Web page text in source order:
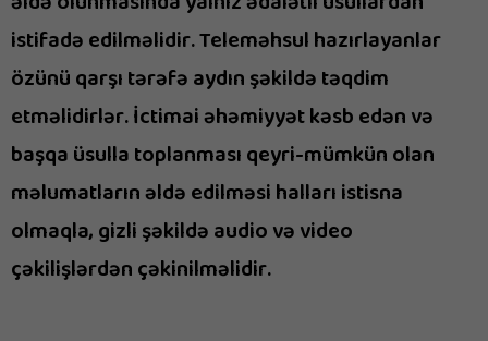
istifadə edilməlidir. Teleməhsul hazırlayanlar
özünü qarşı tərəfə aydın şəkildə təqdim
etməlidirlər. İctimai əhəmiyyət kəsb edən və
başqa üsulla toplanması qeyri-mümkün olan
məlumatların əldə edilməsi halları istisna
olmaqla, gizli şəkildə audio və video
çəkilişlərdən çəkinilməlidir.